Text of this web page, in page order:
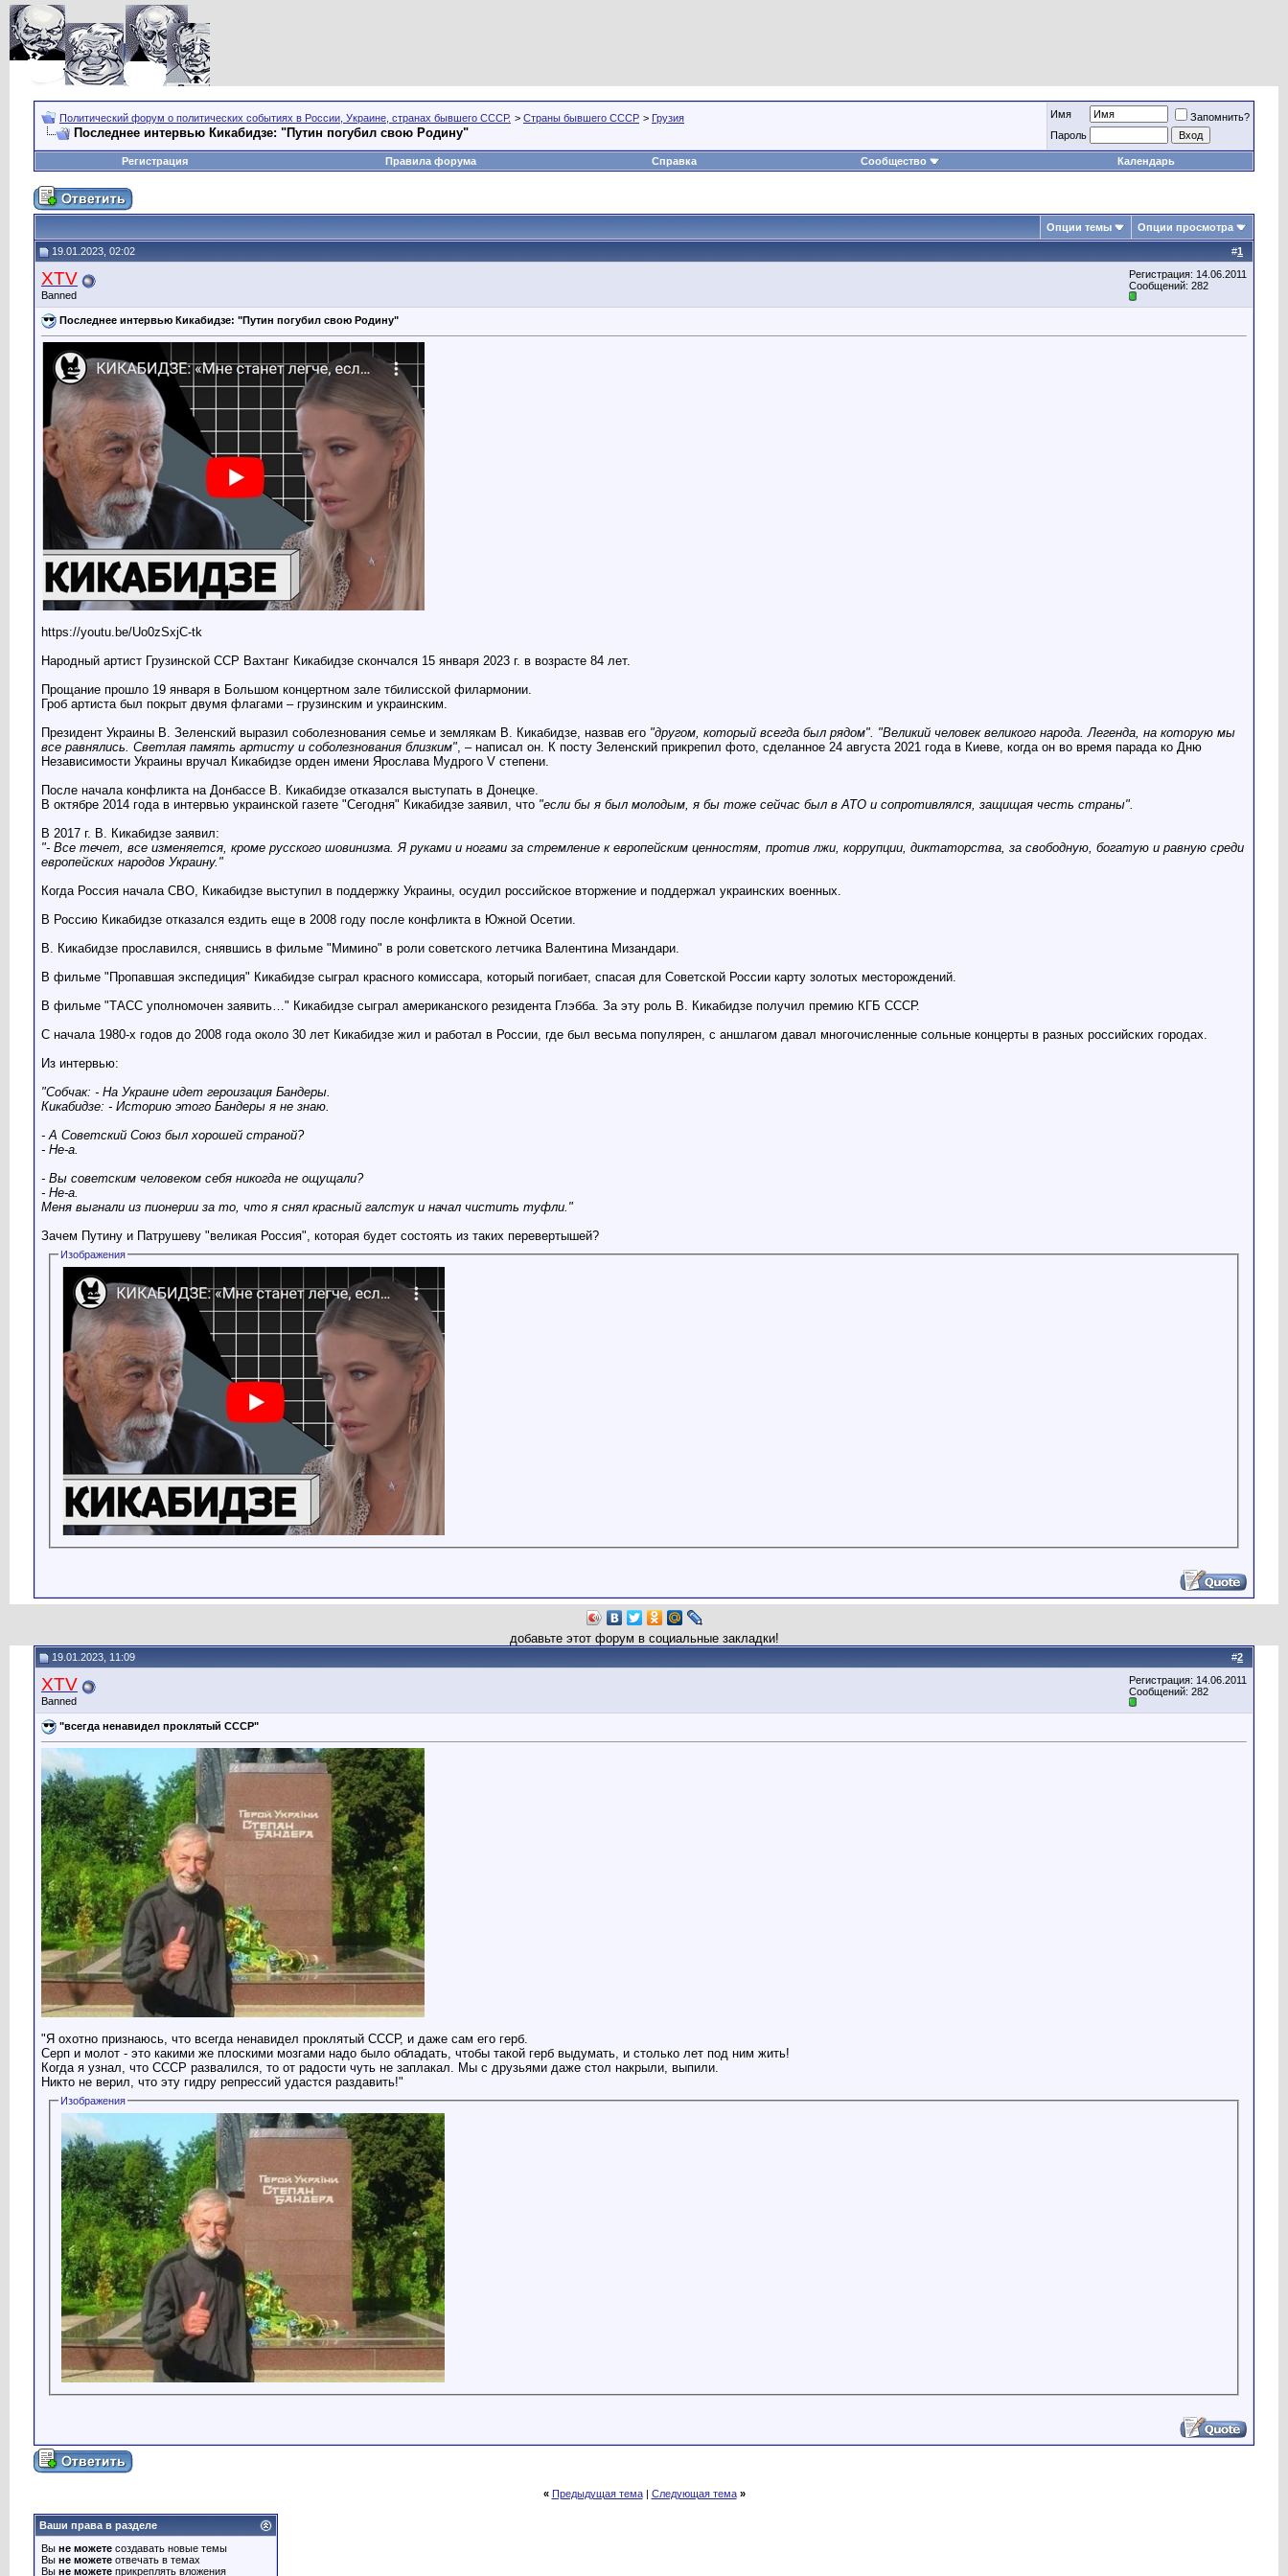
Политический форум о политических событиях в России, Украине, странах бывшего СССР. > Страны бывшего СССР > Грузия
Последнее интервью Кикабидзе: "Путин погубил свою Родину"
Имя
Запомнить?
Пароль
Регистрация Правила форума Справка Сообщество Календарь
Опции темы Опции просмотра
#1
19.01.2023, 02:02
XTV
Banned
Регистрация: 14.06.2011
Сообщений: 282
Последнее интервью Кикабидзе: "Путин погубил свою Родину"
https://youtu.be/Uo0zSxjC-tk
Народный артист Грузинской ССР Вахтанг Кикабидзе скончался 15 января 2023 г. в возрасте 84 лет.
Прощание прошло 19 января в Большом концертном зале тбилисской филармонии.
Гроб артиста был покрыт двумя флагами – грузинским и украинским.
Президент Украины В. Зеленский выразил соболезнования семье и землякам В. Кикабидзе, назвав его "другом, который всегда был рядом". "Великий человек великого народа. Легенда, на которую мы
все равнялись. Светлая память артисту и соболезнования близким", – написал он. К посту Зеленский прикрепил фото, сделанное 24 августа 2021 года в Киеве, когда он во время парада ко Дню
Независимости Украины вручал Кикабидзе орден имени Ярослава Мудрого V степени.
После начала конфликта на Донбассе В. Кикабидзе отказался выступать в Донецке.
В октябре 2014 года в интервью украинской газете "Сегодня" Кикабидзе заявил, что "если бы я был молодым, я бы тоже сейчас был в АТО и сопротивлялся, защищая честь страны".
В 2017 г. В. Кикабидзе заявил:
"- Все течет, все изменяется, кроме русского шовинизма. Я руками и ногами за стремление к европейским ценностям, против лжи, коррупции, диктаторства, за свободную, богатую и равную среди
европейских народов Украину."
Когда Россия начала СВО, Кикабидзе выступил в поддержку Украины, осудил российское вторжение и поддержал украинских военных.
В Россию Кикабидзе отказался ездить еще в 2008 году после конфликта в Южной Осетии.
В. Кикабидзе прославился, снявшись в фильме "Мимино" в роли советского летчика Валентина Мизандари.
В фильме "Пропавшая экспедиция" Кикабидзе сыграл красного комиссара, который погибает, спасая для Советской России карту золотых месторождений.
В фильме "ТАСС уполномочен заявить…" Кикабидзе сыграл американского резидента Глэбба. За эту роль В. Кикабидзе получил премию КГБ СССР.
С начала 1980-х годов до 2008 года около 30 лет Кикабидзе жил и работал в России, где был весьма популярен, с аншлагом давал многочисленные сольные концерты в разных российских городах.
Из интервью:
"Собчак: - На Украине идет героизация Бандеры.
Кикабидзе: - Историю этого Бандеры я не знаю.
- А Советский Союз был хорошей страной?
- Не-а.
- Вы советским человеком себя никогда не ощущали?
- Не-а.
Меня выгнали из пионерии за то, что я снял красный галстук и начал чистить туфли."
Зачем Путину и Патрушеву "великая Россия", которая будет состоять из таких перевертышей?
Изображения
добавьте этот форум в социальные закладки!
#2
19.01.2023, 11:09
XTV
Banned
Регистрация: 14.06.2011
Сообщений: 282
"всегда ненавидел проклятый СССР"
"Я охотно признаюсь, что всегда ненавидел проклятый СССР, и даже сам его герб.
Серп и молот - это какими же плоскими мозгами надо было обладать, чтобы такой герб выдумать, и столько лет под ним жить!
Когда я узнал, что СССР развалился, то от радости чуть не заплакал. Мы с друзьями даже стол накрыли, выпили.
Никто не верил, что эту гидру репрессий удастся раздавить!"
Изображения
« Предыдущая тема| Следующая тема »
Ваши права в разделе
Вы не можете создавать новые темы
Вы не можете отвечать в темах
Вы не можете прикреплять вложения